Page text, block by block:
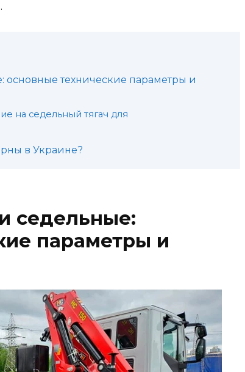
технические параметры и
на седельный тягач для
в Украине?
седельные:
параметры и